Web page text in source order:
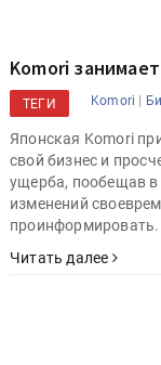
Komori
ТЕГИ Komori |
Японская Komori
свой бизнес и
ущерба, пообещав в
изменений
проинформировать.
Читать далее